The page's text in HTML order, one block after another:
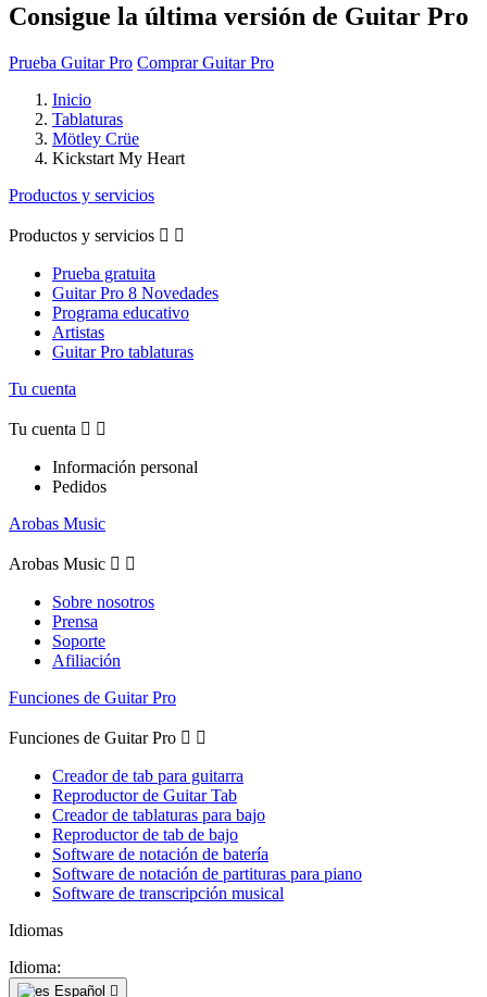
Consigue la última versión de Guitar Pro
Prueba Guitar Pro Comprar Guitar Pro
Inicio
Tablaturas
Mötley Crüe
Kickstart My Heart
Productos y servicios
Productos y servicios  
Prueba gratuita
Guitar Pro 8 Novedades
Programa educativo
Artistas
Guitar Pro tablaturas
Tu cuenta
Tu cuenta  
Información personal
Pedidos
Arobas Music
Arobas Music  
Sobre nosotros
Prensa
Soporte
Afiliación
Funciones de Guitar Pro
Funciones de Guitar Pro  
Creador de tab para guitarra
Reproductor de Guitar Tab
Creador de tablaturas para bajo
Reproductor de tab de bajo
Software de notación de batería
Software de notación de partituras para piano
Software de transcripción musical
Idiomas
Idioma:
Español 